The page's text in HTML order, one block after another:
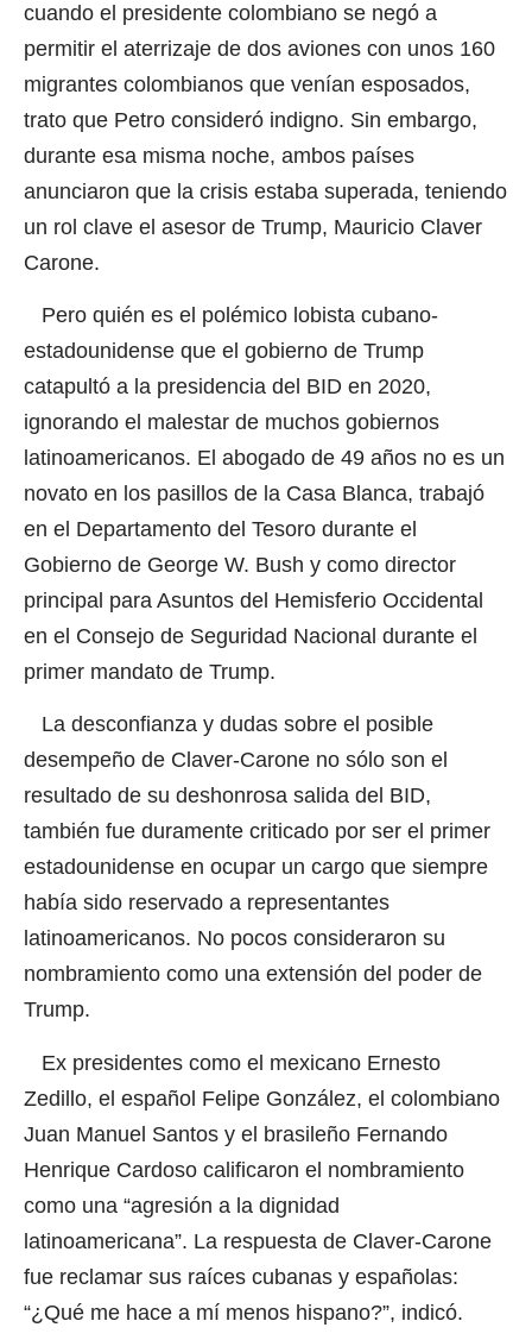
cuando el presidente colombiano se negó a
permitir el aterrizaje de dos aviones con unos 160
migrantes colombianos que venían esposados,
trato que Petro consideró indigno. Sin embargo,
durante esa misma noche, ambos países
anunciaron que la crisis estaba superada, teniendo
un rol clave el asesor de Trump, Mauricio Claver
Carone.
Pero quién es el polémico lobista cubano-
estadounidense que el gobierno de Trump
catapultó a la presidencia del BID en 2020,
ignorando el malestar de muchos gobiernos
latinoamericanos. El abogado de 49 años no es un
novato en los pasillos de la Casa Blanca, trabajó
en el Departamento del Tesoro durante el
Gobierno de George W. Bush y como director
principal para Asuntos del Hemisferio Occidental
en el Consejo de Seguridad Nacional durante el
primer mandato de Trump.
La desconfianza y dudas sobre el posible
desempeño de Claver-Carone no sólo son el
resultado de su deshonrosa salida del BID,
también fue duramente criticado por ser el primer
estadounidense en ocupar un cargo que siempre
había sido reservado a representantes
latinoamericanos. No pocos consideraron su
nombramiento como una extensión del poder de
Trump.
Ex presidentes como el mexicano Ernesto
Zedillo, el español Felipe González, el colombiano
Juan Manuel Santos y el brasileño Fernando
Henrique Cardoso calificaron el nombramiento
como una “agresión a la dignidad
latinoamericana”. La respuesta de Claver-Carone
fue reclamar sus raíces cubanas y españolas:
“¿Qué me hace a mí menos hispano?”, indicó.